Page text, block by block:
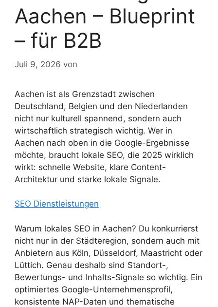
Aachen – Blueprint
– für B2B
Juli 9, 2026 von
Aachen ist als Grenzstadt zwischen
Deutschland, Belgien und den Niederlanden
nicht nur kulturell spannend, sondern auch
wirtschaftlich strategisch wichtig. Wer in
Aachen nach oben in die Google-Ergebnisse
möchte, braucht lokale SEO, die 2025 wirklich
wirkt: schnelle Website, klare Content-
Architektur und starke lokale Signale.
SEO Dienstleistungen
Warum lokales SEO in Aachen? Du konkurrierst
nicht nur in der Städteregion, sondern auch mit
Anbietern aus Köln, Düsseldorf, Maastricht oder
Lüttich. Genau deshalb sind Standort-,
Bewertungs- und Inhalts-Signale so wichtig. Ein
optimiertes Google-Unternehmensprofil,
konsistente NAP-Daten und thematische